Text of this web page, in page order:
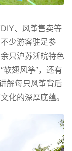
、风筝售卖等
少游客驻足参
只沪苏浙皖特色
软翅风筝”，还有
解每只风筝背后
化的深厚底蕴。